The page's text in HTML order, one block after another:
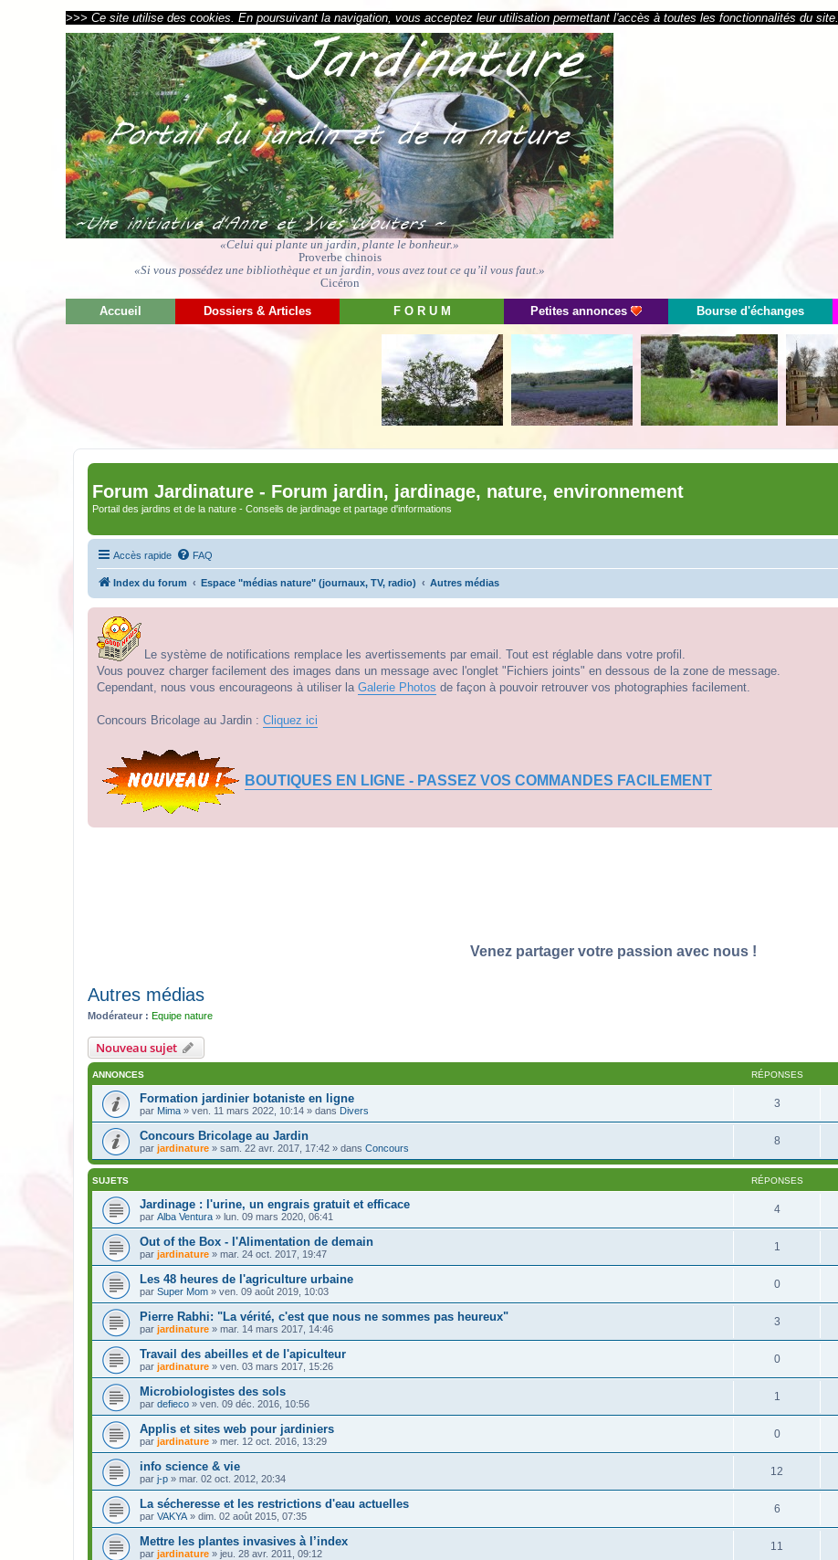
>>> Ce site utilise des cookies. En poursuivant la navigation, vous acceptez leur utilisation permettant l'accès à toutes les fonctionnalités du site.
«Celui qui plante un jardin, plante le bonheur.»
Proverbe chinois
«Si vous possédez une bibliothèque et un jardin, vous avez tout ce qu’il vous faut.»
Cicéron
Accueil Dossiers & Articles F O R U M Petites annonces Bourse d'échanges
Forum Jardinature - Forum jardin, jardinage, nature, environnement
Portail des jardins et de la nature - Conseils de jardinage et partage d'informations
Accès rapide FAQ
Index du forum Espace "médias nature" (journaux, TV, radio) Autres médias
Le système de notifications remplace les avertissements par email. Tout est réglable dans votre profil.
Vous pouvez charger facilement des images dans un message avec l'onglet "Fichiers joints" en dessous de la zone de message.
Cependant, nous vous encourageons à utiliser la Galerie Photos de façon à pouvoir retrouver vos photographies facilement.
Concours Bricolage au Jardin : Cliquez ici
BOUTIQUES EN LIGNE - PASSEZ VOS COMMANDES FACILEMENT
Venez partager votre passion avec nous !
Autres médias
Modérateur : Equipe nature
Nouveau sujet
ANNONCES RÉPONSES
Formation jardinier botaniste en ligne
par Mima » ven. 11 mars 2022, 10:14 » dans Divers
3
Concours Bricolage au Jardin
par jardinature » sam. 22 avr. 2017, 17:42 » dans Concours
8
SUJETS RÉPONSES
Jardinage : l'urine, un engrais gratuit et efficace
par Alba Ventura » lun. 09 mars 2020, 06:41
4
Out of the Box - l'Alimentation de demain
par jardinature » mar. 24 oct. 2017, 19:47
1
Les 48 heures de l'agriculture urbaine
par Super Mom » ven. 09 août 2019, 10:03
0
Pierre Rabhi: "La vérité, c'est que nous ne sommes pas heureux"
par jardinature » mar. 14 mars 2017, 14:46
3
Travail des abeilles et de l'apiculteur
par jardinature » ven. 03 mars 2017, 15:26
0
Microbiologistes des sols
par defieco » ven. 09 déc. 2016, 10:56
1
Applis et sites web pour jardiniers
par jardinature » mer. 12 oct. 2016, 13:29
0
info science & vie
par j-p » mar. 02 oct. 2012, 20:34
12
La sécheresse et les restrictions d'eau actuelles
par VAKYA » dim. 02 août 2015, 07:35
6
Mettre les plantes invasives à l’index
par jardinature » jeu. 28 avr. 2011, 09:12
11